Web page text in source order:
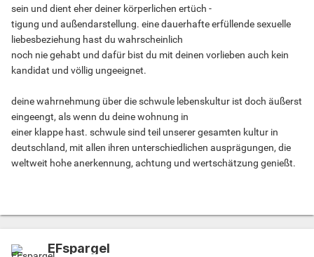
sein und dient eher deiner körperlichen ertüch -
tigung und außendarstellung. eine dauerhafte erfüllende sexuelle
liebesbeziehung hast du wahrscheinlich
noch nie gehabt und dafür bist du mit deinen vorlieben auch kein
kandidat und völlig ungeeignet.
deine wahrnehmung über die schwule lebenskultur ist doch äußerst
eingeengt, als wenn du deine wohnung in
einer klappe hast. schwule sind teil unserer gesamten kultur in
deutschland, mit allen ihren unterschiedlichen ausprägungen, die
weltweit hohe anerkennung, achtung und wertschätzung genießt.
EFspargel